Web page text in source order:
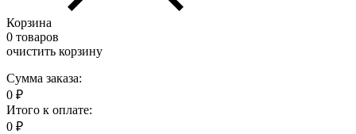
Корзина
0 товаров
очистить корзину
Сумма заказа:
0 ₽
Итого к оплате:
0 ₽